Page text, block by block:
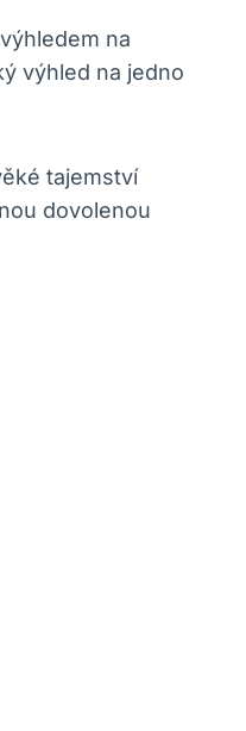
na
výhled na jedno
tajemství
dovolenou